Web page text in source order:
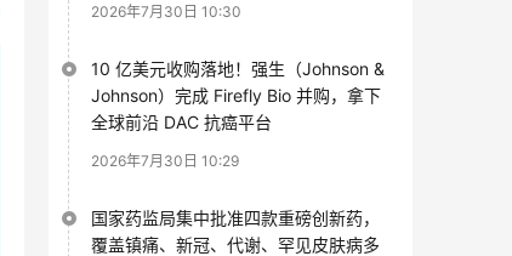
2026年7月30日 10:30
10 亿美元收购落地！强生（Johnson &
Johnson）完成 Firefly Bio 并购，拿下
全球前沿 DAC 抗癌平台
2026年7月30日 10:29
国家药监局集中批准四款重磅创新药，
覆盖镇痛、新冠、代谢、罕见皮肤病多